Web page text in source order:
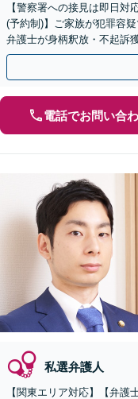
【警察署への接見は即日
(予約制)】ご家族が犯罪容
弁護士が身柄釈放・不起訴
月100名以上の相談実績】
電話でお問い合
私選弁護人
【関東エリア対応】【弁